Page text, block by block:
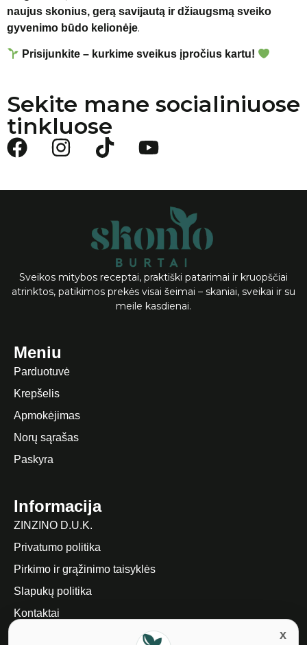
naujus skonius, gerą savijautą ir džiaugsmą sveiko
gyvenimo būdo kelionėje.
Prisijunkite – kurkime sveikus įpročius kartu!
Sekite mane socialiniuose
tinkluose
Sveikos mitybos receptai, praktiški patarimai ir kruopščiai
atrinktos, patikimos prekės visai šeimai – skaniai, sveikai ir su
meile kasdienai.
Meniu
Parduotuvė
Krepšelis
Apmokėjimas
Norų sąrašas
Paskyra
Informacija
ZINZINO D.U.K.
Privatumo politika
Pirkimo ir grąžinimo taisyklės
Slapukų politika
Kontaktai